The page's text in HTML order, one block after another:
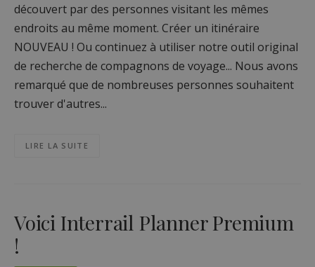
découvert par des personnes visitant les mêmes
endroits au même moment. Créer un itinéraire
NOUVEAU ! Ou continuez à utiliser notre outil original
de recherche de compagnons de voyage... Nous avons
remarqué que de nombreuses personnes souhaitent
trouver d'autres...
LIRE LA SUITE
Voici Interrail Planner Premium
!